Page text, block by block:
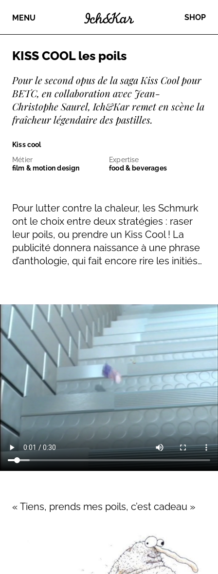
MENU SHOP
KISS COOL les poils
Pour le second opus de la saga Kiss Cool pour
BETC, en collaboration avec Jean-
Christophe Saurel, Ich&Kar remet en scène la
fraîcheur légendaire des pastilles.
Kiss cool
Métier
film & motion design
Expertise
food & beverages
Pour lutter contre la chaleur, les Schmurk
ont le choix entre deux stratégies : raser
leur poils, ou prendre un Kiss Cool ! La
publicité donnera naissance à une phrase
d’anthologie, qui fait encore rire les initiés…
« Tiens, prends mes poils, c’est cadeau »